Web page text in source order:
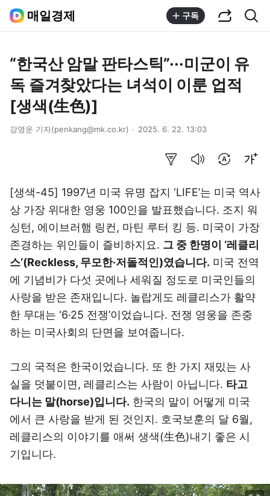
매일경제 구독
“한국산 암말 판타스틱”···미군이 유
독 즐겨찾았다는 녀석이 이룬 업적
[생색(生色)]
강영운 기자(penkang@mk.co.kr) 2025. 6. 22. 13:03
[생색-45] 1997년 미국 유명 잡지 ‘LIFE’는 미국 역사
상 가장 위대한 영웅 100인을 발표했습니다. 조지 워
싱턴, 에이브러햄 링컨, 마틴 루터 킹 등. 미국이 가장
존경하는 위인들이 즐비하지요. 그 중 한명이 ‘레클리
스‘(Reckless, 무모한·저돌적인)였습니다. 미국 전역
에 기념비가 다섯 곳에나 세워질 정도로 미국인들의
사랑을 받은 존재입니다. 놀랍게도 레클리스가 활약
한 무대는 ‘6·25 전쟁’이었습니다. 전쟁 영웅을 존중
하는 미국사회의 단면을 보여줍니다.
그의 국적은 한국이었습니다. 또 한 가지 재밌는 사
실을 덧붙이면, 레클리스는 사람이 아닙니다. 타고
다니는 말(horse)입니다. 한국의 말이 어떻게 미국
에서 큰 사랑을 받게 된 것인지. 호국보훈의 달 6월,
레클리스의 이야기를 애써 생색(生色)내기 좋은 시
기입니다.